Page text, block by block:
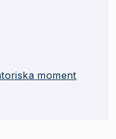
moment